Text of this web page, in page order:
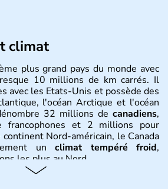
climat
plus grand pays du monde avec
10 millions de km carrés. Il
avec les Etats-Unis et possède des
l'océan Arctique et l'océan
32 millions de canadiens,
et 2 millions pour
Nord-américain, le Canada
unclimat tempéré froid,
les plus au Nord.